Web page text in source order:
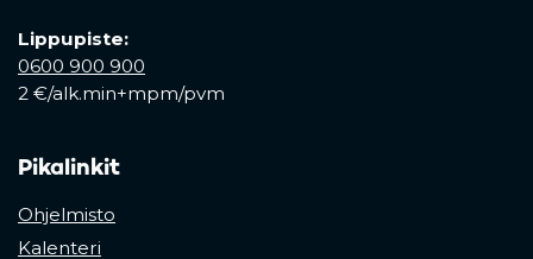
Lippupiste:
0600 900 900
2 €/alk.min+mpm/pvm
Pikalinkit
Ohjelmisto
Kalenteri